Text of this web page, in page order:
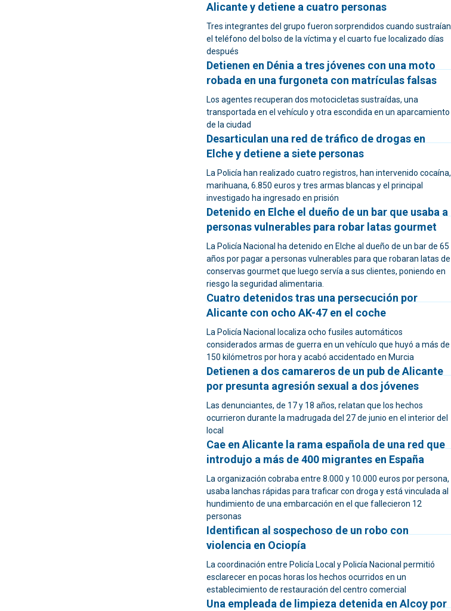
Alicante y detiene a cuatro personas
Tres integrantes del grupo fueron sorprendidos cuando sustraían
el teléfono del bolso de la víctima y el cuarto fue localizado días
después
Detienen en Dénia a tres jóvenes con una moto
robada en una furgoneta con matrículas falsas
Los agentes recuperan dos motocicletas sustraídas, una
transportada en el vehículo y otra escondida en un aparcamiento
de la ciudad
Desarticulan una red de tráfico de drogas en
Elche y detiene a siete personas
La Policía han realizado cuatro registros, han intervenido cocaína,
marihuana, 6.850 euros y tres armas blancas y el principal
investigado ha ingresado en prisión
Detenido en Elche el dueño de un bar que usaba a
personas vulnerables para robar latas gourmet
La Policía Nacional ha detenido en Elche al dueño de un bar de 65
años por pagar a personas vulnerables para que robaran latas de
conservas gourmet que luego servía a sus clientes, poniendo en
riesgo la seguridad alimentaria.
Cuatro detenidos tras una persecución por
Alicante con ocho AK-47 en el coche
La Policía Nacional localiza ocho fusiles automáticos
considerados armas de guerra en un vehículo que huyó a más de
150 kilómetros por hora y acabó accidentado en Murcia
Detienen a dos camareros de un pub de Alicante
por presunta agresión sexual a dos jóvenes
Las denunciantes, de 17 y 18 años, relatan que los hechos
ocurrieron durante la madrugada del 27 de junio en el interior del
local
Cae en Alicante la rama española de una red que
introdujo a más de 400 migrantes en España
La organización cobraba entre 8.000 y 10.000 euros por persona,
usaba lanchas rápidas para traficar con droga y está vinculada al
hundimiento de una embarcación en el que fallecieron 12
personas
Identifican al sospechoso de un robo con
violencia en Ociopía
La coordinación entre Policía Local y Policía Nacional permitió
esclarecer en pocas horas los hechos ocurridos en un
establecimiento de restauración del centro comercial
Una empleada de limpieza detenida en Alcoy por